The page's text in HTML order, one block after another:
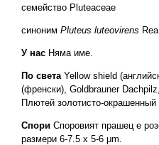
семейство Pluteaceae
синоним Pluteus luteovirens Rea
У нас Няма име.
По светаYellow shield
(френски), Goldbrauner
Плютей золотисто-окрашенный
Спори Споровият прашец е
размери 6-7.5 х 5-6 μm.